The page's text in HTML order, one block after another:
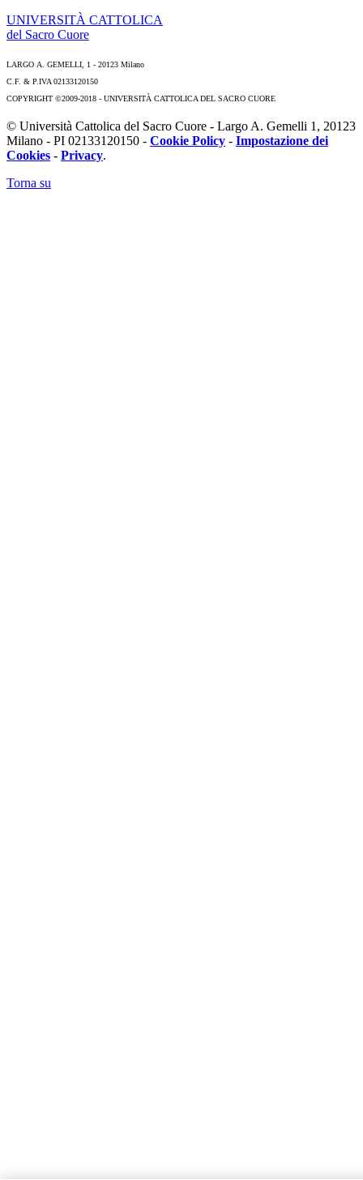
UNIVERSITÀ CATTOLICA
del Sacro Cuore
LARGO A. GEMELLI, 1 - 20123 Milano
C.F. & P.IVA 02133120150
COPYRIGHT ©2009-2018 - UNIVERSITÀ CATTOLICA DEL SACRO CUORE
© Università Cattolica del Sacro Cuore - Largo A. Gemelli 1, 20123
Milano - PI 02133120150 - Cookie Policy - Impostazione dei
Cookies - Privacy.
Torna su